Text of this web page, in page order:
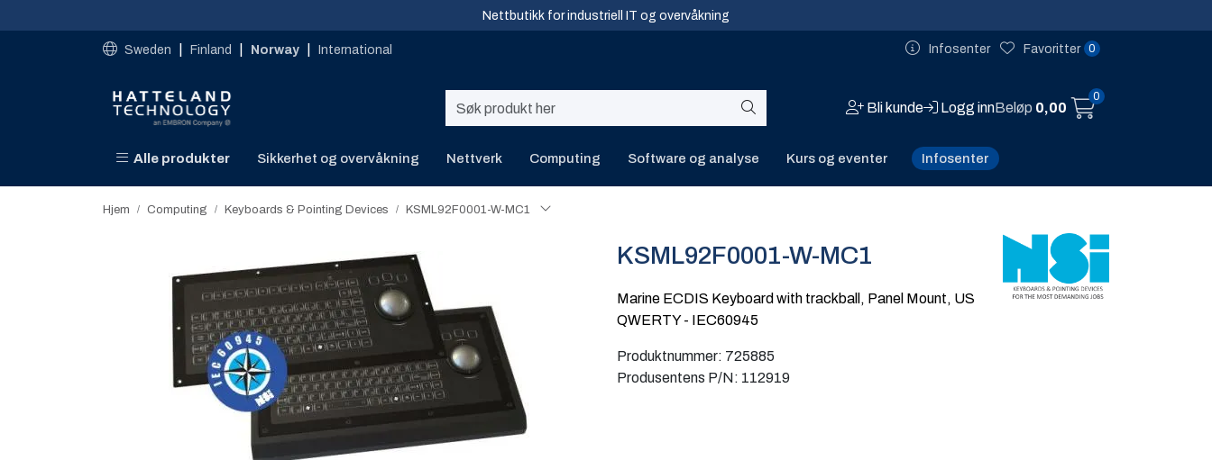
Nettbutikk for industriell IT og overvåkning
Sweden Finland Norway International Infosenter 0
Favoritter
Bli kunde Logg innBeløp 0,00
0
Alle produkter Sikkerhet og overvåkning Nettverk Computing Software og analyse Kurs og eventer Infosenter
Hjem Computing Keyboards & Pointing Devices KSML92F0001-W-MC1
KSML92F0001-W-MC1
Marine ECDIS Keyboard with trackball, Panel Mount, US
QWERTY - IEC60945
Produktnummer: 725885
Produsentens P/N: 112919